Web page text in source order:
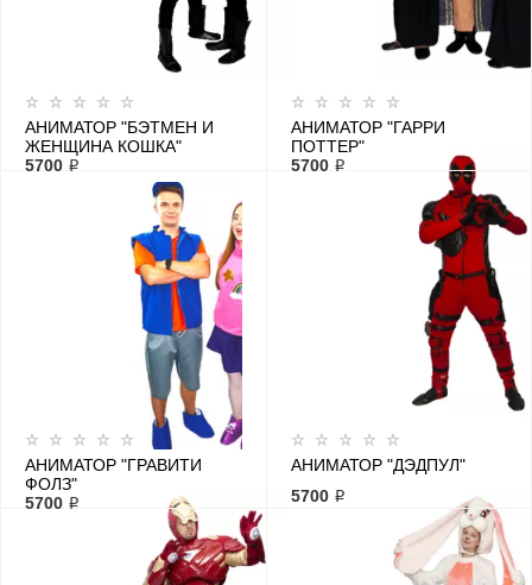
АНИМАТОР "БЭТМЕН И
ЖЕНЩИНА КОШКА"
5700 ₽
АНИМАТОР "ГАРРИ
ПОТТЕР"
5700 ₽
АНИМАТОР "ГРАВИТИ
ФОЛЗ"
5700 ₽
АНИМАТОР "ДЭДПУЛ"
5700 ₽